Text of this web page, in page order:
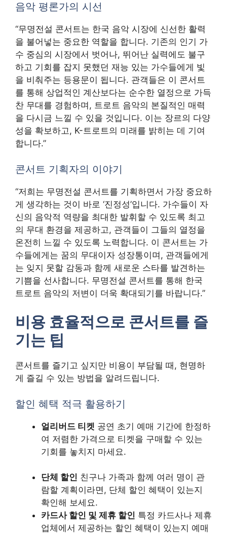
음악 평론가의 시선
“무명전설 콘서트는 한국 음악 시장에 신선한 활력
을 불어넣는 중요한 역할을 합니다. 기존의 인기 가
수 중심의 시장에서 벗어나, 뛰어난 실력에도 불구
하고 기회를 잡지 못했던 재능 있는 가수들에게 빛
을 비춰주는 등용문이 됩니다. 관객들은 이 콘서트
를 통해 상업적인 계산보다는 순수한 열정으로 가득
찬 무대를 경험하며, 트로트 음악의 본질적인 매력
을 다시금 느낄 수 있을 것입니다. 이는 장르의 다양
성을 확보하고, K-트로트의 미래를 밝히는 데 기여
합니다.”
콘서트 기획자의 이야기
“저희는 무명전설 콘서트를 기획하면서 가장 중요하
게 생각하는 것이 바로 ‘진정성’입니다. 가수들이 자
신의 음악적 역량을 최대한 발휘할 수 있도록 최고
의 무대 환경을 제공하고, 관객들이 그들의 열정을
온전히 느낄 수 있도록 노력합니다. 이 콘서트는 가
수들에게는 꿈의 무대이자 성장통이며, 관객들에게
는 잊지 못할 감동과 함께 새로운 스타를 발견하는
기쁨을 선사합니다. 무명전설 콘서트를 통해 한국
트로트 음악의 저변이 더욱 확대되기를 바랍니다.”
비용 효율적으로 콘서트를 즐
기는 팁
콘서트를 즐기고 싶지만 비용이 부담될 때, 현명하
게 즐길 수 있는 방법을 알려드립니다.
할인 혜택 적극 활용하기
얼리버드 티켓 공연 초기 예매 기간에 한정하
여 저렴한 가격으로 티켓을 구매할 수 있는
기회를 놓치지 마세요.
단체 할인 친구나 가족과 함께 여러 명이 관
람할 계획이라면, 단체 할인 혜택이 있는지
확인해 보세요.
카드사 할인 및 제휴 할인 특정 카드사나 제휴
업체에서 제공하는 할인 혜택이 있는지 예매